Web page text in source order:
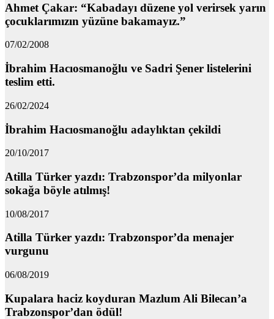
Ahmet Çakar: “Kabadayı düzene yol verirsek yarın
çocuklarımızın yüzüne bakamayız.”
07/02/2008
İbrahim Hacıosmanoğlu ve Sadri Şener listelerini
teslim etti.
26/02/2024
İbrahim Hacıosmanoğlu adaylıktan çekildi
20/10/2017
Atilla Türker yazdı: Trabzonspor’da milyonlar
sokağa böyle atılmış!
10/08/2017
Atilla Türker yazdı: Trabzonspor’da menajer
vurgunu
06/08/2019
Kupalara haciz koyduran Mazlum Ali Bilecan’a
Trabzonspor’dan ödül!